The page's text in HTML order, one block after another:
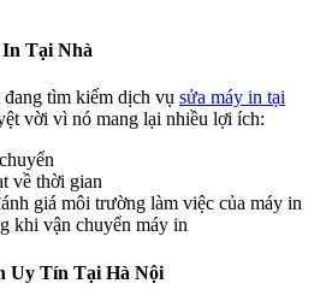
Tại Nhà
tìm kiếm dịch vụ sửa máy in tại
vời vì nó mang lại nhiều lợi ích:
về thời gian
giá môi trường làm việc của máy in
khi vận chuyển máy in
Uy Tín Tại Hà Nội